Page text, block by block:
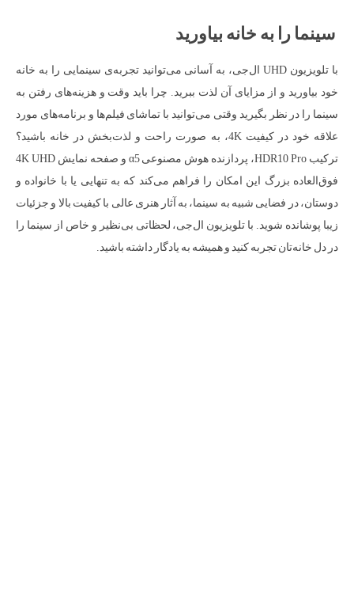
سینما را به خانه بیاورید
با تلویزیون UHD ال‌جی، به آسانی می‌توانید تجربه‌ی سینمایی را به خانه
خود بیاورید و از مزایای آن لذت ببرید. چرا باید وقت و هزینه‌های رفتن به
سینما را در نظر بگیرید وقتی می‌توانید با تماشای فیلم‌ها و برنامه‌های مورد
علاقه خود در کیفیت 4K، به صورت راحت و لذت‌بخش در خانه باشید؟
ترکیب HDR10 Pro، پردازنده هوش مصنوعی α5 و صفحه نمایش 4K UHD
فوق‌العاده بزرگ این امکان را فراهم می‌کند که به تنهایی یا با خانواده و
دوستان، در فضایی شبیه به سینما، به آثار هنری عالی با کیفیت بالا و جزئیات
زیبا پوشانده شوید. با تلویزیون ال‌جی، لحظاتی بی‌نظیر و خاص از سینما را
در دل خانه‌تان تجربه کنید و همیشه به یادگار داشته باشید.